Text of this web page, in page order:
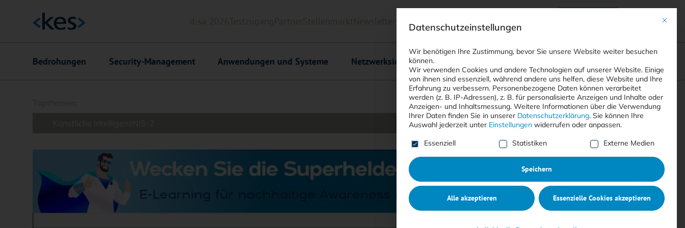
Suchen
<kes>+ Downloads
Hauptnavigation
Bedrohungen Security-Management Anwendungen und Systeme Netzwerksicherheit
Mit
Datenschutzeinstellungen
Wir benötigen Ihre Zustimmung, bevor Sie unsere Website weiter besuchen
können.
Wir verwenden Cookies und andere Technologien auf unserer Website. Einige
von ihnen sind essenziell, während andere uns helfen, diese Website und Ihre
Erfahrung zu verbessern. Personenbezogene Daten können verarbeitet
werden (z. B. IP-Adressen), z. B. für personalisierte Anzeigen und Inhalte oder
Anzeigen- und Inhaltsmessung. Weitere Informationen über die Verwendung
Ihrer Daten finden Sie in unserer Datenschutzerklärung. Sie können Ihre
Auswahl jederzeit unter Einstellungen widerrufen oder anpassen.
Es folgt eine Liste der Service-Gruppen, für die eine Einwilligung
Essenziell Statistiken Externe Medien
Speichern
Alle akzeptieren Essenzielle Cookies akzeptieren